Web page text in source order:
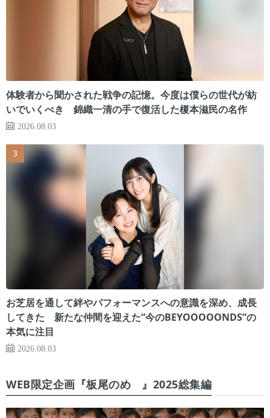
体験者から聞かされた戦争の記憶。今度は僕らの世代が紡
いでいくべき 錦織一清の手で復活した榎本滋民の名作
2026.08.03
お芝居を通して絆やパフォーマンスへの意識を深め、成長
してきた 新たな仲間を迎えた“今のBEYOOOOONDS”の
本気に注目
2026.08.03
WEB限定企画『板尾のめ゙』2025総集編